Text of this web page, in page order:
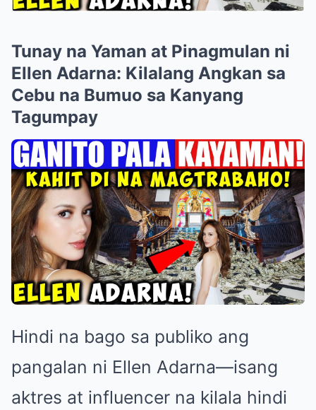
Tunay na Yaman at Pinagmulan ni
Ellen Adarna: Kilalang Angkan sa
Cebu na Bumuo sa Kanyang
Tagumpay
Hindi na bago sa publiko ang
pangalan ni Ellen Adarna—isang
aktres at influencer na kilala hindi